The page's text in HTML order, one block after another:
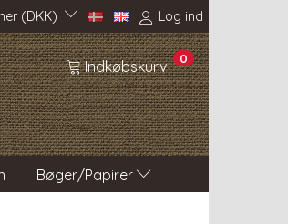
Log ind
(DKK)
Indkøbskurv 0
Bøger/Papirer